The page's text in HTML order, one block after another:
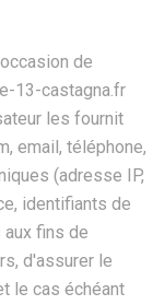
de
13-castagna.fr
les fournit
email, téléphone,
(adresse IP,
identifiants de
fins de
d'assurer le
le cas échéant